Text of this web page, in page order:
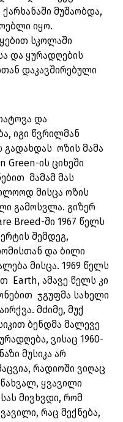
მუშაობდა,
იყო.
სკოლაში
და ყურადღების
დაკავშირებული
და
იგი წვრილმან
გადახდას ოზის მამა
Green-ის ციხეში
მამამ მას
მისცა ოზის
გამოსვლა. გიზერ
Breed-ში 1967 წელს
შემდეგ,
და ბილი
მისცა. 1969 წელს
Earth, ამავე წელს კი
ჯგუფმა სახელი
მძიმე, მუქ
ბენდმა მალევე
ვისაც 1960-
მუსიკა არ
რადიოში ვიღაც
ყვავილი
მივხვდი, რომ
რაც მექნება,